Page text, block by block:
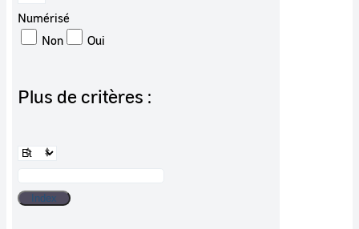
Numérisé
Non
Oui
Plus de critères :